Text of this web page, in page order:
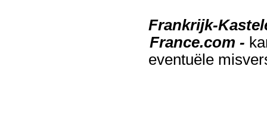
Frankrijk-
France.com -
eventuële